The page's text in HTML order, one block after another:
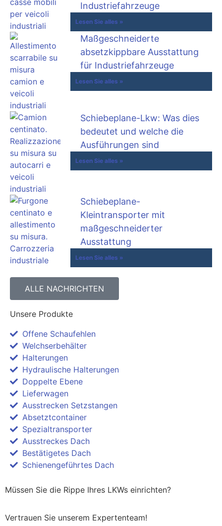
Industriefahrzeuge
Lesen Sie alles »
Maßgeschneiderte
absetzkippbare Ausstattung
für Industriefahrzeuge
Lesen Sie alles »
Schiebeplane-Lkw: Was dies
bedeutet und welche die
Ausführungen sind
Lesen Sie alles »
Schiebeplane-
Kleintransporter mit
maßgeschneiderter
Ausstattung
Lesen Sie alles »
ALLE NACHRICHTEN
Unsere Produkte
Offene Schaufehlen
Welchserbehälter
Halterungen
Hydraulische Halterungen
Doppelte Ebene
Lieferwagen
Ausstrecken Setzstangen
Absetztcontainer
Spezialtransporter
Ausstreckes Dach
Bestätigetes Dach
Schienengeführtes Dach
Müssen Sie die Rippe Ihres LKWs einrichten?
Vertrauen Sie unserem Expertenteam!